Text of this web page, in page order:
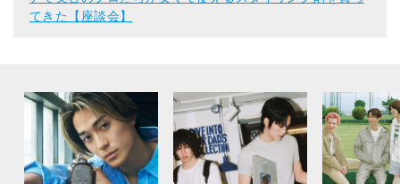
てきた【座談会】